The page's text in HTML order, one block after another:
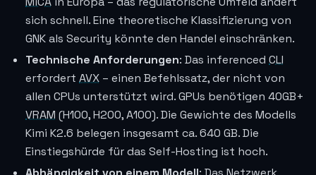
sich schnell. Eine theoretische Klassifizierung von
GNK als Security könnte den Handel einschränken.
Technische Anforderungen: Das inferenced CLI
erfordert AVX – einen Befehlssatz, der nicht von
allen CPUs unterstützt wird. GPUs benötigen 40GB+
VRAM (H100, H200, A100). Die Gewichte des Modells
Kimi K2.6 belegen insgesamt ca. 640 GB. Die
Einstiegshürde für das Self-Hosting ist hoch.